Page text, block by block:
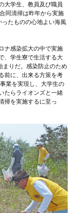
大学生、教員及び職員
同清掃は昨年から実施
たものの心地よい海風
ナ感染拡大の中で実施
、学生寮で生活する大
りだ。感染防止のため
前に、出来る方策を考
業を実現し、大学生の
たらライオンズと一緒
掃を実施するに至っ